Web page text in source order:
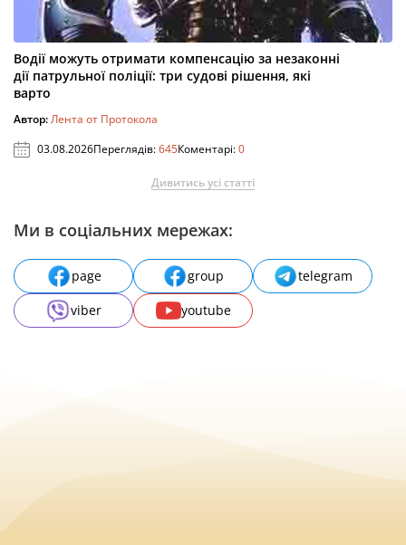
Водії можуть отримати компенсацію за незаконні
дії патрульної поліції: три судові рішення, які
варто
Автор:Лента от Протокола
03.08.2026Переглядів:645Коментарі:0
Дивитись усі статті
Ми в соціальних мережах:
page group
telegram
viber
youtube